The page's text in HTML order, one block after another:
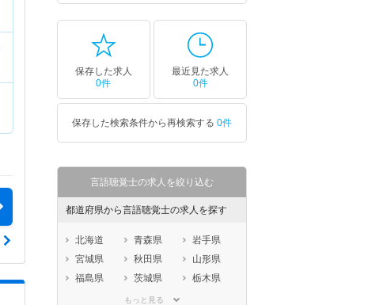
保存した求人
0件
最近見た求人
0件
保存した検索条件から再検索する 0件
言語聴覚士の求人を絞り込む
都道府県から言語聴覚士の求人を探す
北海道 青森県
岩手県
宮城県
秋田県
山形県
福島県
茨城県
栃木県
埼玉県
もっと見る